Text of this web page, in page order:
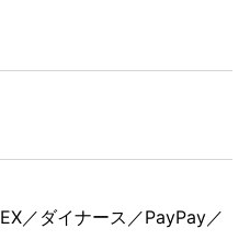
／ダイナース／PayPay／